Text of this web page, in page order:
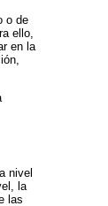
o de
ello,
en la
nivel
la
las